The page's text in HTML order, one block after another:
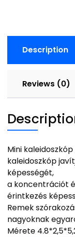
quantity
Description
Reviews (0)
Mini
kaleidoszkóp
képességét,
a koncentrációt
érintkezés
Remek
nagyoknak
Mérete